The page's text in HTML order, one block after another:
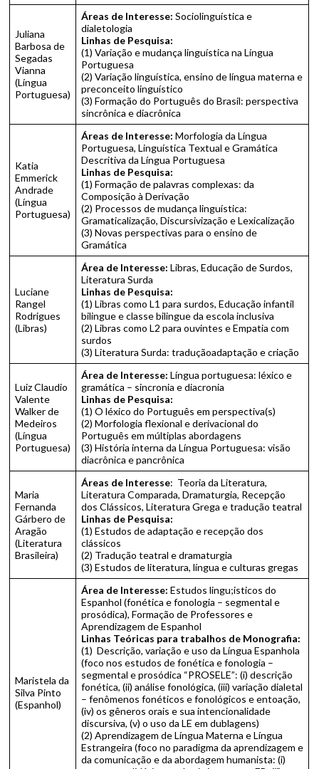
Juliana
Barbosa de
Segadas
Vianna
(Língua
Portuguesa)
Áreas de Interesse:Sociolinguística e
dialetologia
Linhas de Pesquisa:
(1) Variação e mudança linguística na Língua
Portuguesa
(2) Variação linguística, ensino de língua materna e
preconceito linguístico
(3) Formação do Português do Brasil: perspectiva
sincrônica e diacrônica
Katia
Emmerick
Andrade
(Língua
Portuguesa)
Áreas de Interesse:Morfologia da Língua
Portuguesa, Linguística Textual e Gramática
Descritiva da Língua Portuguesa
Linhas de Pesquisa:
(1) Formação de palavras complexas: da
Composição à Derivação
(2) Processos de mudança linguística:
Gramaticalização, Discursivização e Lexicalização
(3) Novas perspectivas para o ensino de
Gramática
Luciane
Rangel
Rodrigues
(Libras)
Área de Interesse:Libras, Educação de Surdos,
Literatura Surda
Linhas de Pesquisa:
(1) Libras como L1 para surdos, Educação infantil
bilingue e classe bilingue da escola inclusiva
(2) Libras como L2 para ouvintes e Empatia com
surdos
(3) Literatura Surda: traduçãoadaptação e criação
Luiz Claudio
Valente
Walker de
Medeiros
(Língua
Portuguesa)
Área de Interesse: Língua portuguesa: léxico e
gramática – sincronia e diacronia
Linhas de Pesquisa:
(1) O léxico do Português em perspectiva(s)
(2) Morfologia flexional e derivacional do
Português em múltiplas abordagens
(3) História interna da Língua Portuguesa: visão
diacrônica e pancrônica
Maria
Fernanda
Gárbero de
Aragão
(Literatura
Brasileira)
Áreas de Interesse: Teoria da Literatura,
Literatura Comparada, Dramaturgia, Recepção
dos Clássicos, Literatura Grega e tradução teatral
Linhas de Pesquisa:
(1) Estudos de adaptação e recepção dos
clássicos
(2) Tradução teatral e dramaturgia
(3) Estudos de literatura, língua e culturas gregas
Maristela da
Silva Pinto
(Espanhol)
Área de Interesse: Estudos lingu;isticos do
Espanhol (fonética e fonologia – segmental e
prosódica), Formação de Professores e
Aprendizagem de Espanhol
Linhas Teóricas para trabalhos de Monografia:
(1) Descrição, variação e uso da Língua Espanhola
(foco nos estudos de fonética e fonologia –
segmental e prosódica “PROSELE”: (i) descrição
fonética, (ii) análise fonológica, (iii) variação dialetal
– fenômenos fonéticos e fonológicos e entoação,
(iv) os gêneros orais e sua intencionalidade
discursiva, (v) o uso da LE em dublagens)
(2) Aprendizagem de Língua Materna e Língua
Estrangeira (foco no paradigma da aprendizagem e
da comunicação e da abordagem humanista: (i)